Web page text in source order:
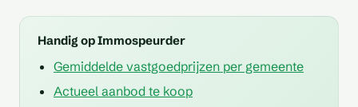
Handig op Immospeurder
Gemiddelde vastgoedprijzen per gemeente
Actueel aanbod te koop